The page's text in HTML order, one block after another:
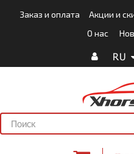
Заказ и оплата Акции и
О нас
RU